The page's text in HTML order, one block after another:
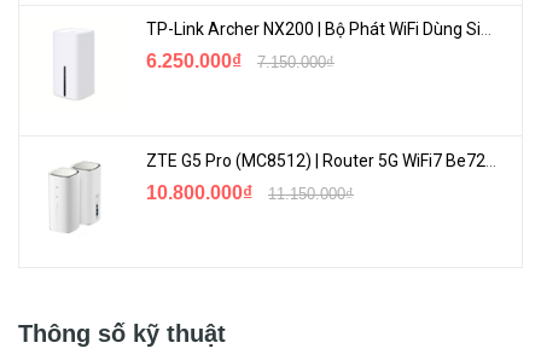
6.250.000₫ 7.150.000₫
10.800.000₫ 11.150.000₫
Thông số kỹ thuật